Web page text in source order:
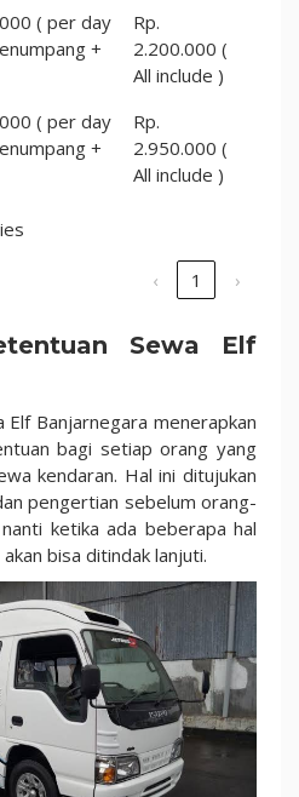
( per day
+
Rp.
2.200.000 (
All include )
( per day
+
Rp.
2.950.000 (
All include )
‹ 1 ›
Sewa Elf
Banjarnegara menerapkan
bagi setiap orang yang
kendaran. Hal ini ditujukan
pengertian sebelum orang-
ketika ada beberapa hal
bisa ditindak lanjuti.